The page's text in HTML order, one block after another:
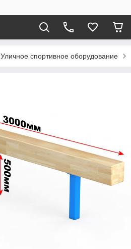
Уличное спортивное оборудование